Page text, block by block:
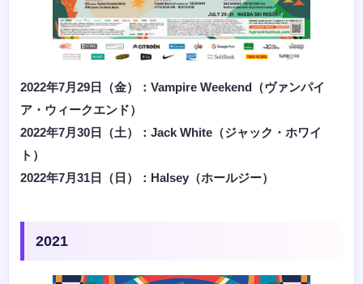
2022年7月29日（金）：Vampire Weekend（ヴァンパイ
ア・ウィークエンド）
2022年7月30日（土）：Jack White（ジャック・ホワイ
ト）
2022年7月31日（日）：Halsey（ホールジー）
2021